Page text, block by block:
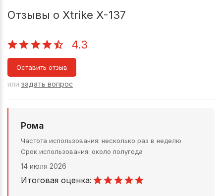
Отзывы о Xtrike X-137
4.3
Оставить отзыв
или задать вопрос
Рома
Частота использования несколько раз в неделю
Срок использования около полугода
14 июля 2026
Итоговая оценка: